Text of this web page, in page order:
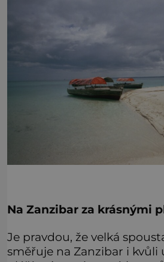
Na Zanzibar za krásnými
Je pravdou, že velká
směřuje na Zanzibar i kvůli